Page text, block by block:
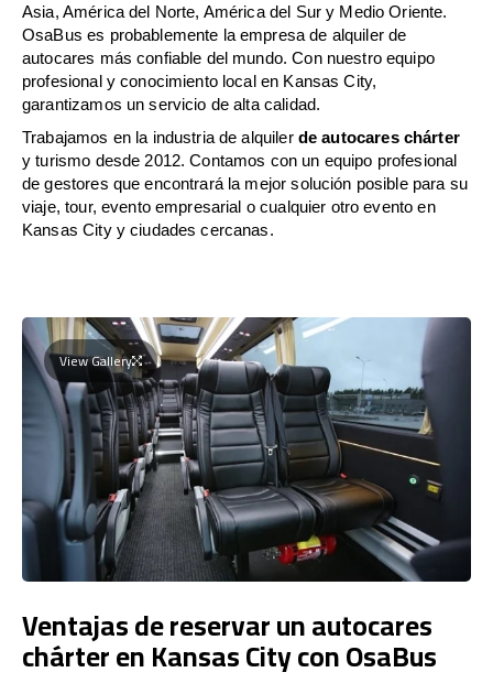
Asia, América del Norte, América del Sur y Medio Oriente.
OsaBus es probablemente la empresa de alquiler de
autocares más confiable del mundo. Con nuestro equipo
profesional y conocimiento local en Kansas City,
garantizamos un servicio de alta calidad.
Trabajamos en la industria de alquiler de autocares chárter
y turismo desde 2012. Contamos con un equipo profesional
de gestores que encontrará la mejor solución posible para su
viaje, tour, evento empresarial o cualquier otro evento en
Kansas City y ciudades cercanas.
View Gallery
Ventajas de reservar un autocares
chárter en Kansas City con OsaBus